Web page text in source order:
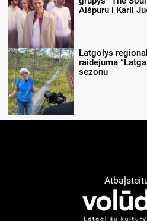
Aišpuru i Kārli
Latgolys
raidejuma
sezonu